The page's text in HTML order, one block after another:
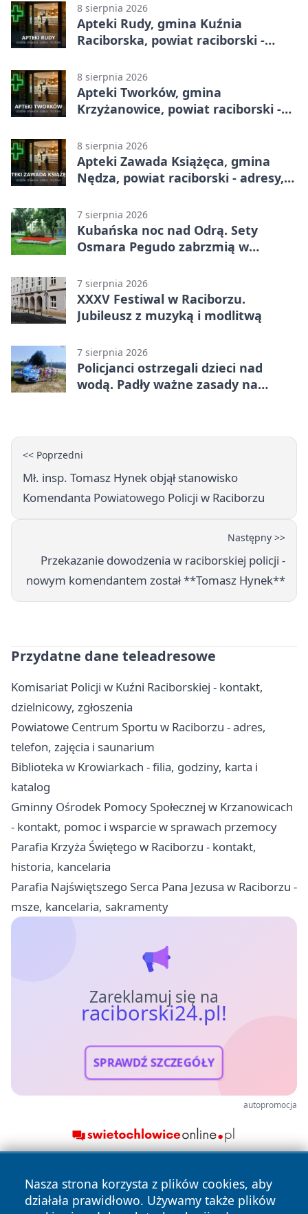
8 sierpnia 2026
Apteki Rudy, gmina Kuźnia
Raciborska, powiat raciborski -
8 sierpnia 2026
Apteki Tworków, gmina
Krzyżanowice, powiat raciborski -
8 sierpnia 2026
Apteki Zawada Książęca, gmina
Nędza, powiat raciborski - adresy,
7 sierpnia 2026
Kubańska noc nad Odrą. Sety
Osmara Pegudo zabrzmią w
7 sierpnia 2026
XXXV Festiwal w Raciborzu.
Jubileusz z muzyką i modlitwą
7 sierpnia 2026
Policjanci ostrzegali dzieci nad
wodą. Padły ważne zasady na
<< Poprzedni
Mł. insp. Tomasz Hynek objął stanowisko
Komendanta Powiatowego Policji w Raciborzu
Następny >>
Przekazanie dowodzenia w raciborskiej policji -
nowym komendantem został **Tomasz Hynek**
Przydatne dane teleadresowe
Komisariat Policji w Kuźni Raciborskiej - kontakt,
dzielnicowy, zgłoszenia
Powiatowe Centrum Sportu w Raciborzu - adres,
telefon, zajęcia i saunarium
Biblioteka w Krowiarkach - filia, godziny, karta i
katalog
Gminny Ośrodek Pomocy Społecznej w Krzanowicach
- kontakt, pomoc i wsparcie w sprawach przemocy
Parafia Krzyża Świętego w Raciborzu - kontakt,
historia, kancelaria
Parafia Najświętszego Serca Pana Jezusa w Raciborzu -
msze, kancelaria, sakramenty
Zareklamuj się na
raciborski24.pl!
SPRAWDŹ SZCZEGÓŁY
autopromocja
Nasza strona korzysta z plików cookies, aby
działała prawidłowo. Używamy także plików